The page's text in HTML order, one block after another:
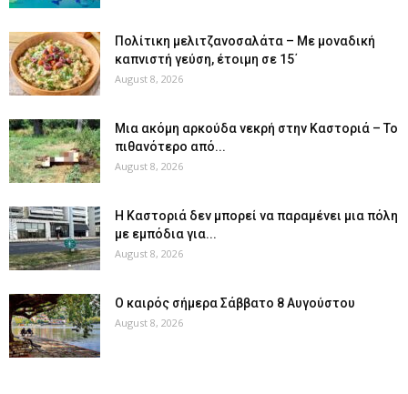
Πολίτικη μελιτζανοσαλάτα – Με μοναδική
καπνιστή γεύση, έτοιμη σε 15΄
August 8, 2026
Μια ακόμη αρκούδα νεκρή στην Καστοριά – Το
πιθανότερο από...
August 8, 2026
Η Καστοριά δεν μπορεί να παραμένει μια πόλη
με εμπόδια για...
August 8, 2026
Ο καιρός σήμερα Σάββατο 8 Αυγούστου
August 8, 2026